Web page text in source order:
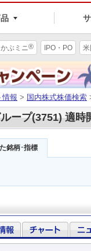
かぶミニ® IPO・PO
情報 > 国内株式株価検索
ープ(3751) 適時
銘柄･指標